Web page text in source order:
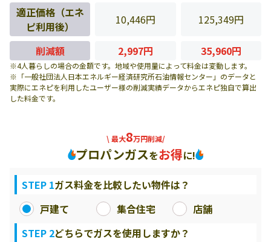
適正価格（エネ
ピ利用後）
10,446円 125,349円
削減額 2,997円 35,960円
※4人暮らしの場合の金額です。地域や使用量によって料金は変動します。
※「一般社団法人日本エネルギー経済研究所石油情報センター」のデータと
実際にエネピを利用したユーザー様の削減実績データからエネピ独自で算出
した料金です。
\ 最大8万円削減/
プロパンガスをお得に!
STEP 1ガス料金を比較したい物件は？
戸建て
集合住宅
店舗
STEP 2どちらでガスを使用しますか？